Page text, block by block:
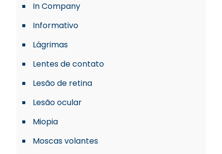
In Company
Informativo
Lágrimas
Lentes de contato
Lesão de retina
Lesão ocular
Miopia
Moscas volantes